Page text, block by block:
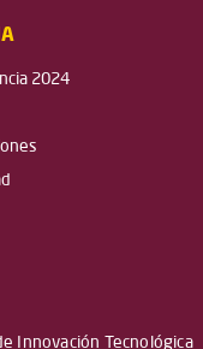
2024
Innovación Tecnológica